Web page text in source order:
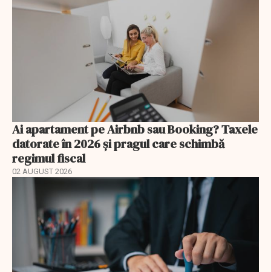
Ai apartament pe Airbnb sau Booking? Taxele
datorate în 2026 și pragul care schimbă
regimul fiscal
02 AUGUST 2026